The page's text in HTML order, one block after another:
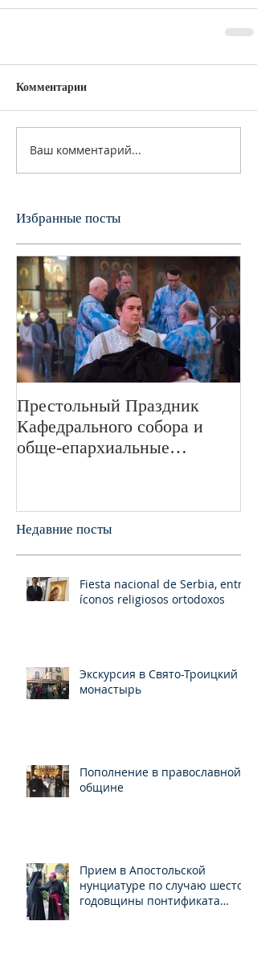
Комментарии
Ваш комментарий...
Избранные посты
Престольный Праздник
Кафедрального собора и
обще-епархиальные
Недавние посты
Fiesta nacional de Serbia, entre
íconos religiosos ortodoxos
Экскурсия в Свято-Троицкий
монастырь
Пополнение в православной
общине
Прием в Апостольской
нунциатуре по случаю шестой
годовщины понтификата